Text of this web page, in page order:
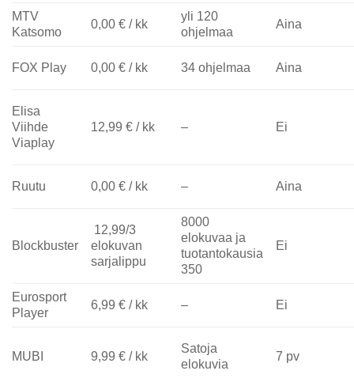
MTV
Katsomo
0,00 € / kk
yli 120
ohjelmaa
Aina
FOX Play 0,00 € / kk 34 ohjelmaa Aina
Elisa
Viihde
Viaplay
12,99 € / kk – Ei
Ruutu 0,00 € / kk – Aina
Blockbuster
12,99/3
elokuvan
sarjalippu
8000
elokuvaa ja
tuotantokausia
350
Ei
Eurosport
Player
6,99 € / kk – Ei
MUBI 9,99 € / kk
Satoja
elokuvia
7 pv